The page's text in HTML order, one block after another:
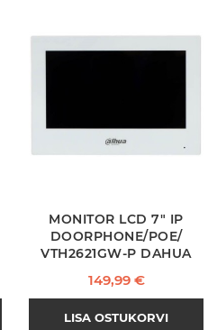
MONITOR LCD 7" IP
DOORPHONE/POE/
VTH2621GW-P DAHUA
Hind
149,99 €
LISA OSTUKORVI